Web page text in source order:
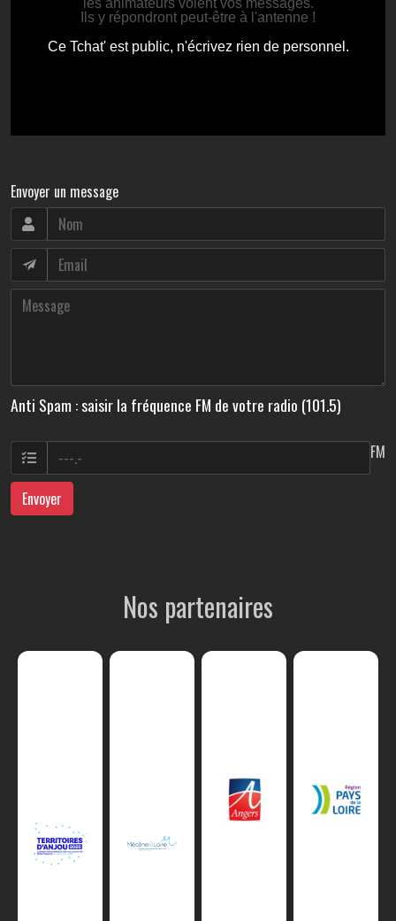
Envoyer un message
Anti Spam : saisir la fréquence FM de votre radio (101.5)
FM
Envoyer
Nos partenaires